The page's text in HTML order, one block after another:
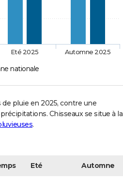
nationale
Eté 2025 Automne 2025
pluie en 2025, contre une
Chisseaux se situe à la
.
Eté Automne